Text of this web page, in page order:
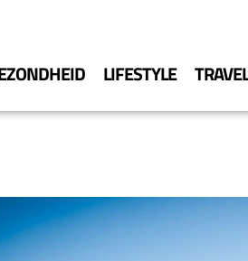
LIFESTYLE TRAVEL